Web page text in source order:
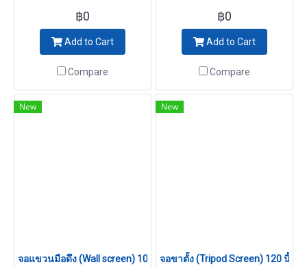
ระบบลูกปืนกลม (ROLLER
LOCK) ติดตั้งผนัง หรือเพดาน
฿0
Add to Cart
Compare
฿0
Add to Cart
Compare
New
จอแขวนมือดึง (Wall screen) 100 นิ้ว (4:3)
New
จอขาตั้ง (Tripod Screen) 120 นิ้ว